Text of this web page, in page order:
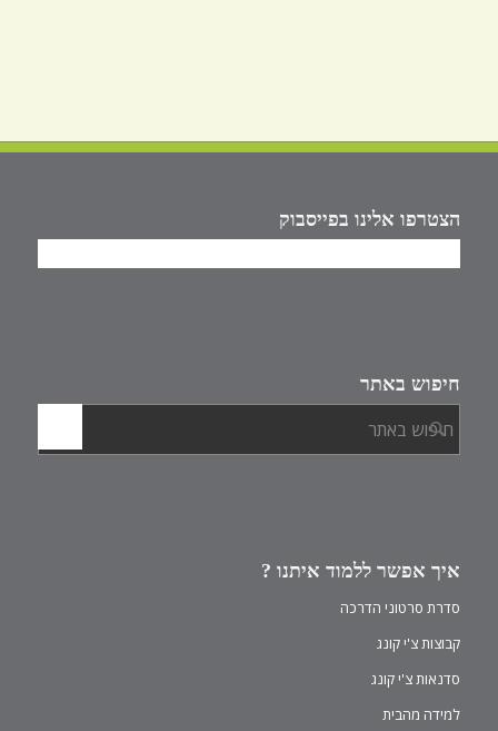
הצטרפו אלינו בפייסבוק
חיפוש באתר
איך אפשר ללמוד איתנו ?
סדרת סרטוני הדרכה
קבוצות צ'י קונג
סדנאות צ'י קונג
למידה מהבית